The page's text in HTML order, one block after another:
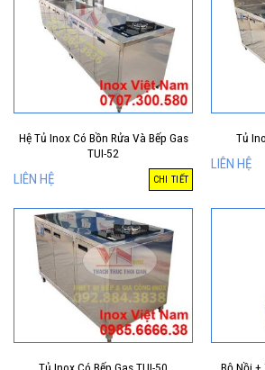
Hệ Tủ Inox Có Bồn Rửa Và Bếp Gas
TUI-52
LIÊN HỆ CHI TIẾT
Tủ
LIÊN HỆ